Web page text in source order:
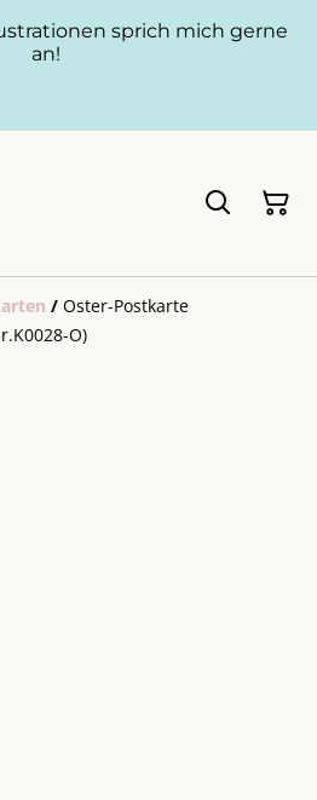
sprich mich gerne
an!
/ Oster-Postkarte
O)